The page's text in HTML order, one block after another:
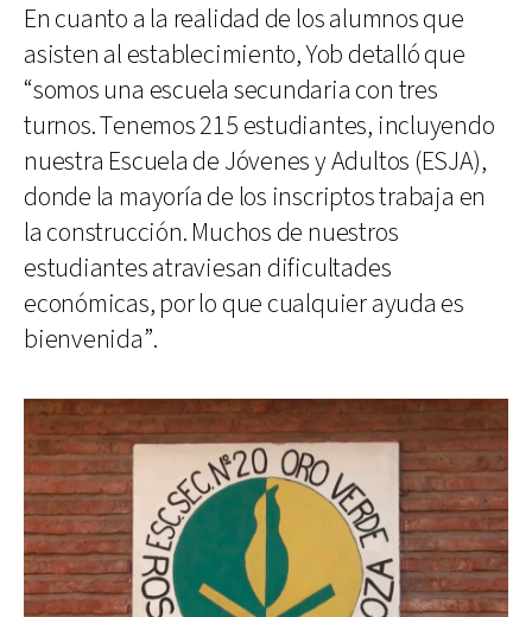
En cuanto a la realidad de los alumnos que
asisten al establecimiento, Yob detalló que
“somos una escuela secundaria con tres
turnos. Tenemos 215 estudiantes, incluyendo
nuestra Escuela de Jóvenes y Adultos (ESJA),
donde la mayoría de los inscriptos trabaja en
la construcción. Muchos de nuestros
estudiantes atraviesan dificultades
económicas, por lo que cualquier ayuda es
bienvenida”.